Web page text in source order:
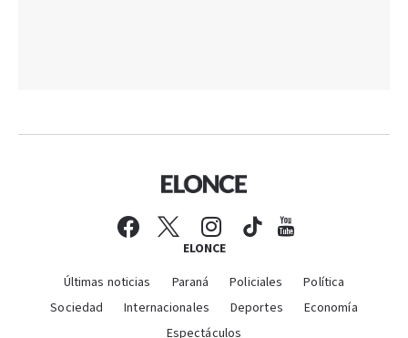
ELONCE
Últimas noticias Paraná Policiales
Política
Sociedad
Internacionales Deportes
Economía
Espectáculos